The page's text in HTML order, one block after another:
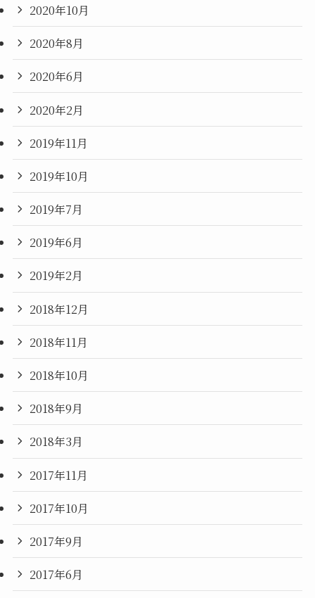
2020年10月
2020年8月
2020年6月
2020年2月
2019年11月
2019年10月
2019年7月
2019年6月
2019年2月
2018年12月
2018年11月
2018年10月
2018年9月
2018年3月
2017年11月
2017年10月
2017年9月
2017年6月